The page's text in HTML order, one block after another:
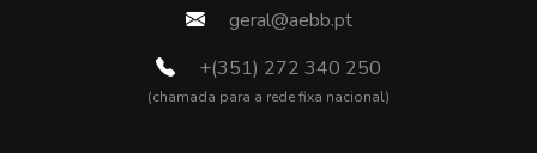
geral@aebb.pt
+(351) 272 340 250
(chamada para a rede fixa nacional)